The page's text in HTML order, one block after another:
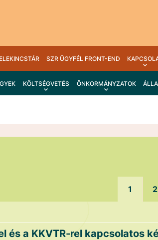
SZR ÜGYFÉL FRONT-END
KÖLTSÉGVETÉS ÖNKORMÁNYZATOK
1 2
és a KKVTR-rel kapcsolatos